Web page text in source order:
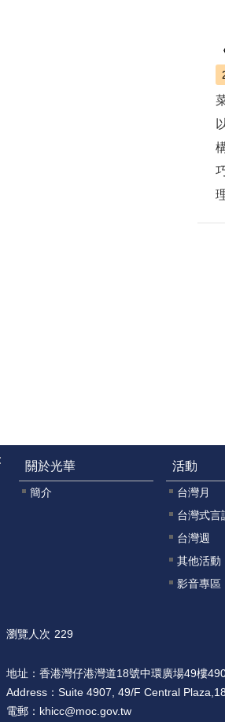
關於光華
簡介
活動
台灣月
台灣式言
台灣週
其他活動
影音專區
瀏覽人次 229
地址： 香港灣仔港灣道18號中環廣場49樓
Address： Suite 4907, 49/F Central
電郵： khicc@moc.gov.tw